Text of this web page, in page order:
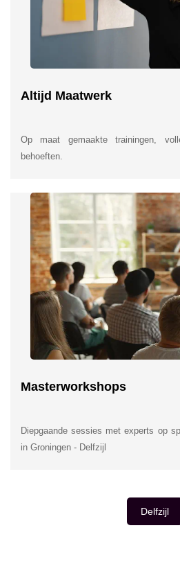
Altijd Maatwerk
Op maat gemaakte trainingen,
behoeften.
Masterworkshops
Diepgaande sessies met experts op
in Groningen - Delfzijl
Delfzijl